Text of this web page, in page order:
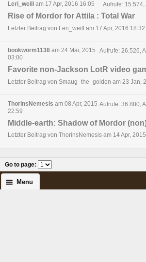
Leri_weill am 17 Apr, 2016 16:05 Aufrufe: 15.574,
Rise of Mordor for Attila : Total War
Letzter Beitrag von Leri_weill am 17 Apr, 2016 18:32
bookworm1138 am 24 Mai, 2015
03:00
Aufrufe: 26.526,
Favorite non-Jackson LotR video
Letzter Beitrag von Smaug_the_golden am 23 Jan,
ThorinsNemesis am 08 Apr, 2015
22:59
Aufrufe: 36.880,
Middle-earth: Shadow of Mordor
Letzter Beitrag von ThorinsNemesis am 14 Apr,
Go to page:
Menu